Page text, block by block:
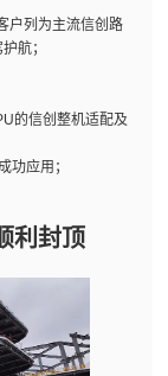
户列为主流信创路
航；
的信创整机适配及
功应用；
利封顶